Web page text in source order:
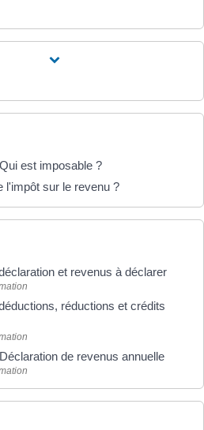
est imposable ?
l'impôt sur le revenu ?
et revenus à déclarer
réductions et crédits
de revenus annuelle